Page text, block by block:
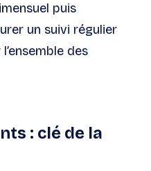
puis
un suivi régulier
des
: clé de la